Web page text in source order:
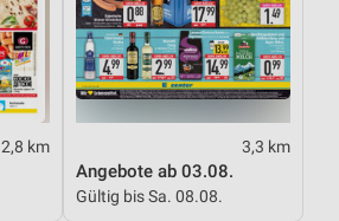
2,8 km 3,3 km
Angebote ab 03.08.
Gültig bis Sa. 08.08.